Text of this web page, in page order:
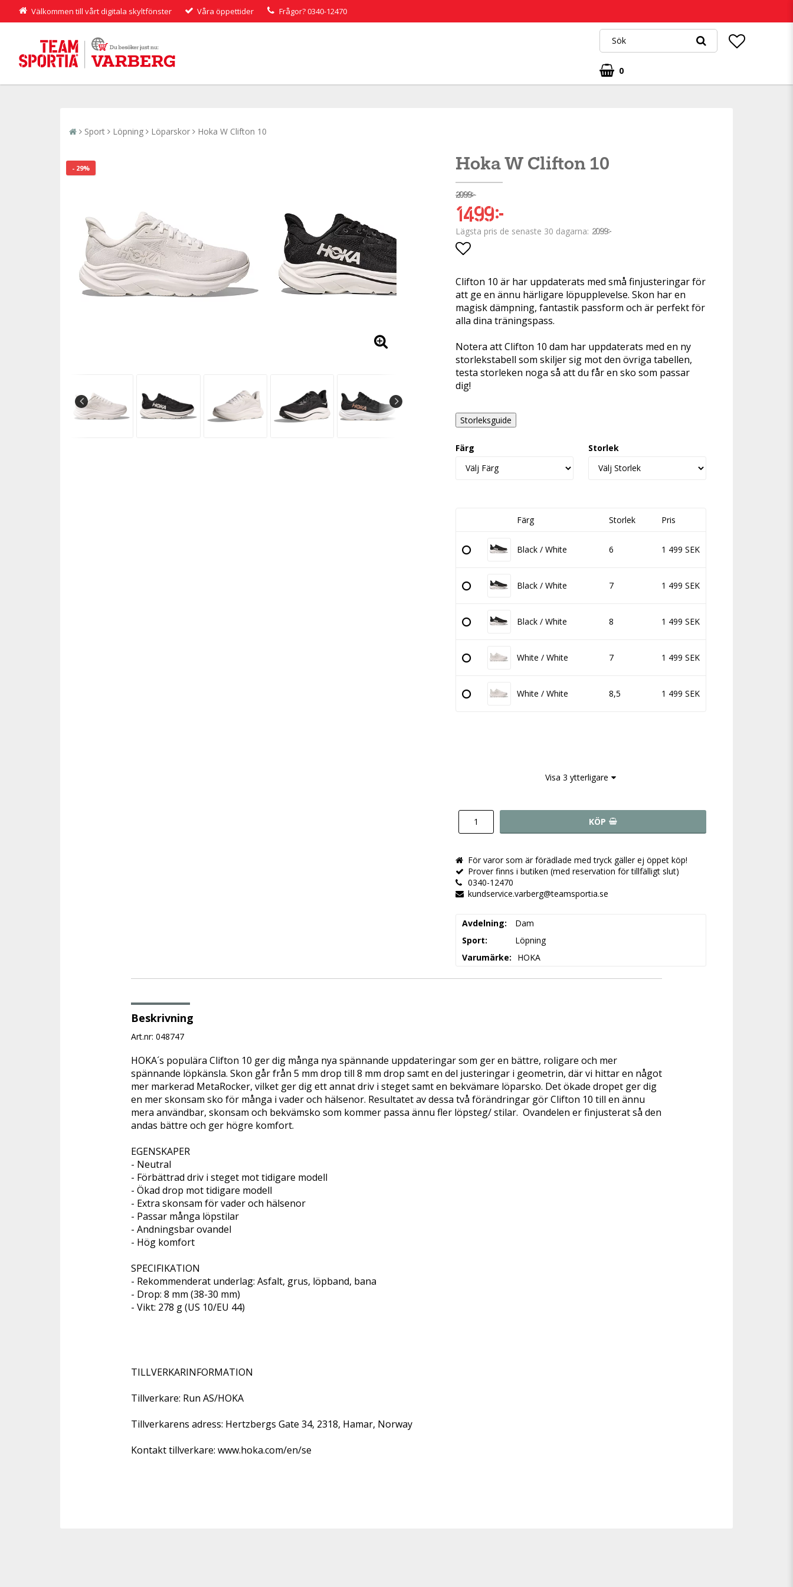
Välkommen till vårt digitala skyltfönster Våra öppettider Frågor?0340-12470
0
Sport Löpning Löparskor Hoka W Clifton 10
- 29% Hoka W Clifton 10
2 099 kr
1 499 kr
Lägsta pris de senaste 30 dagarna 2 099 kr
Clifton 10 är har uppdaterats med små finjusteringar för
att ge en ännu härligare löpupplevelse. Skon har en
magisk dämpning, fantastik passform och är perfekt för
alla dina träningspass.
Notera att Clifton 10 dam har uppdaterats med en ny
storlekstabell som skiljer sig mot den övriga tabellen,
testa storleken noga så att du får en sko som passar
dig!
Storleksguide
Färg Storlek
Färg Storlek Pris
Black / White 6 1 499 SEK
Black / White 7 1 499 SEK
Black / White 8 1 499 SEK
White / White 7 1 499 SEK
White / White 8,5 1 499 SEK
Visa 3 ytterligare
KÖP
För varor som är förädlade med tryck gäller ej öppet köp!
Prover finns i butiken (med reservation för tillfälligt slut)
0340-12470
kundservice.varberg@teamsportia.se
Avdelning
Dam
Sport
Löpning
Varumärke
HOKA
Beskrivning
Art.nr: 048747
HOKA´s populära Clifton 10 ger dig många nya spännande uppdateringar som ger en bättre, roligare och mer
spännande löpkänsla. Skon går från 5 mm drop till 8 mm drop samt en del justeringar i geometrin, där vi hittar en något
mer markerad MetaRocker, vilket ger dig ett annat driv i steget samt en bekvämare löparsko. Det ökade dropet ger dig
en mer skonsam sko för många i vader och hälsenor. Resultatet av dessa två förändringar gör Clifton 10 till en ännu
mera användbar, skonsam och bekvämsko som kommer passa ännu fler löpsteg/ stilar.  Ovandelen er finjusterat så den
andas bättre och ger högre komfort.
EGENSKAPER
- Neutral
- Förbättrad driv i steget mot tidigare modell
- Ökad drop mot tidigare modell
- Extra skonsam för vader och hälsenor
- Passar många löpstilar
- Andningsbar ovandel
- Hög komfort
SPECIFIKATION
- Rekommenderat underlag: Asfalt, grus, löpband, bana
- Drop: 8 mm (38-30 mm)
- Vikt: 278 g (US 10/EU 44)
TILLVERKARINFORMATION
Tillverkare: Run AS/HOKA
Tillverkarens adress: Hertzbergs Gate 34, 2318, Hamar, Norway
Kontakt tillverkare: www.hoka.com/en/se